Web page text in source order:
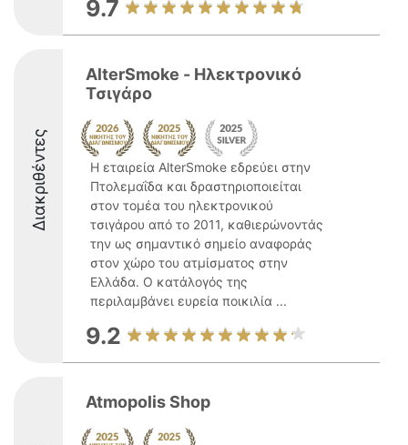
9.7
Διακριθέντες
AlterSmoke - Ηλεκτρονικό
Τσιγάρο
Η εταιρεία AlterSmoke εδρεύει στην
Πτολεμαΐδα και δραστηριοποιείται
στον τομέα του ηλεκτρονικού
τσιγάρου από το 2011, καθιερώνοντάς
την ως σημαντικό σημείο αναφοράς
στον χώρο του ατμίσματος στην
Ελλάδα. Ο κατάλογός της
περιλαμβάνει ευρεία ποικιλία ...
9.2
Atmopolis Shop